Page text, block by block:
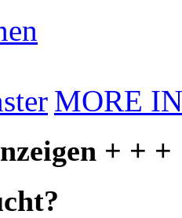
MORE
+ + +